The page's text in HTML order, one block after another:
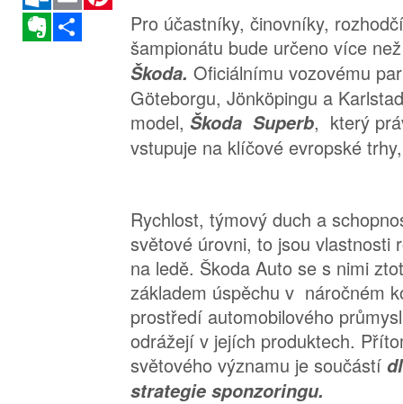
Evernote
Pro účastníky, činovníky,
šampionátu bude určeno více
Škoda. Oficiálnímu vozovému
Göteborgu, Jönköpingu a
model, Škoda Superb, který
vstupuje na klíčové evropské
Rychlost, týmový duch a
světové úrovni, to jsou vlastnosti
na ledě. Škoda Auto se s nimi
základem úspěchu v náročném
prostředí automobilového
odrážejí v jejích produktech.
světového významu je součástí
strategie sponzoringu.